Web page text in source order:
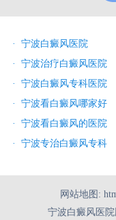
·
宁波白癜风医院
·
宁波治疗白癜风医院
·
宁波白癜风专科医院
·
宁波看白癜风哪家好
·
宁波看白癜风的医院
·
宁波专治白癜风专科
网站地图:
宁波白癜风医